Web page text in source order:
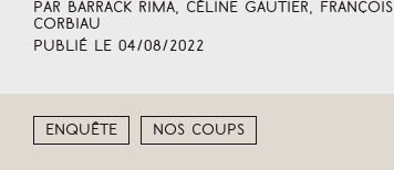
Par Barrack Rima, Céline Gautier, François
Corbiau
Publié le 04/08/2022
Enquête Nos coups